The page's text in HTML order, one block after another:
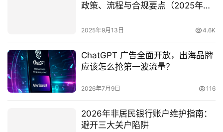
政策、流程与合规要点（2025年最
2025年9月13日 4.6K
ChatGPT 广告全面开放，出海品牌
应该怎么抢第一波流量？
2026年7月9日 116
2026年非居民银行账户维护指南：
避开三大关户陷阱